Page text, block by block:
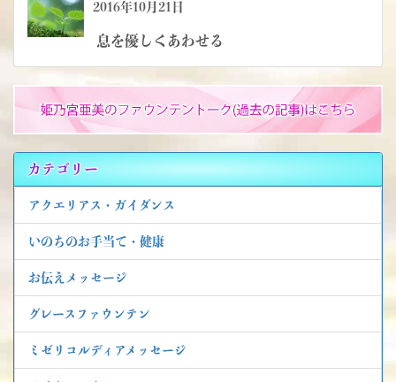
2016年10月21日
息を優しくあわせる
カテゴリー
アクエリアス・ガイダンス
いのちのお手当て・健康
お伝えメッセージ
グレースファウンテン
ミゼリコルディアメッセージ